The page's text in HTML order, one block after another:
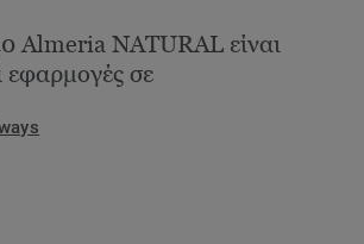
Almeria NATURAL είναι
εφαρμογές σε